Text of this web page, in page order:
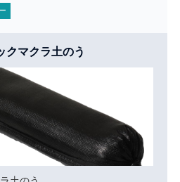
クマクラ土のう